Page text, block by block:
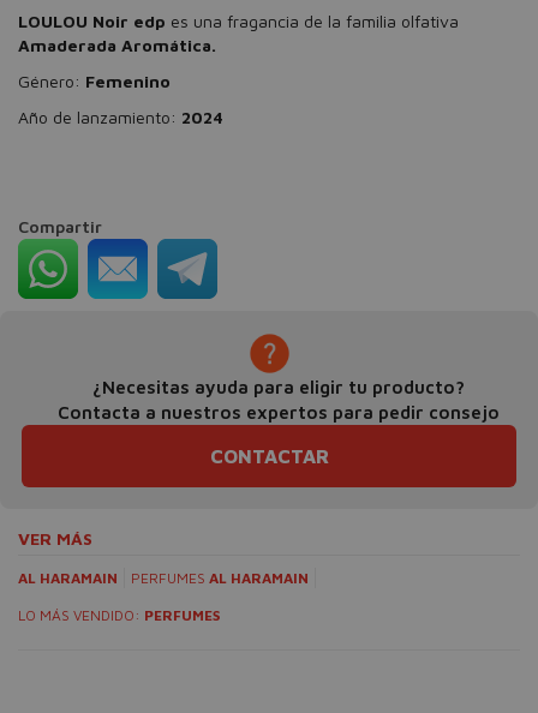
LOULOU Noir edp es una fragancia de la familia olfativa
Amaderada Aromática.
Género: Femenino
Año de lanzamiento: 2024
Compartir
¿Necesitas ayuda para eligir tu producto?
Contacta a nuestros expertos para pedir consejo
CONTACTAR
VER MÁS
AL HARAMAIN PERFUMES AL HARAMAIN
LO MÁS VENDIDO: PERFUMES